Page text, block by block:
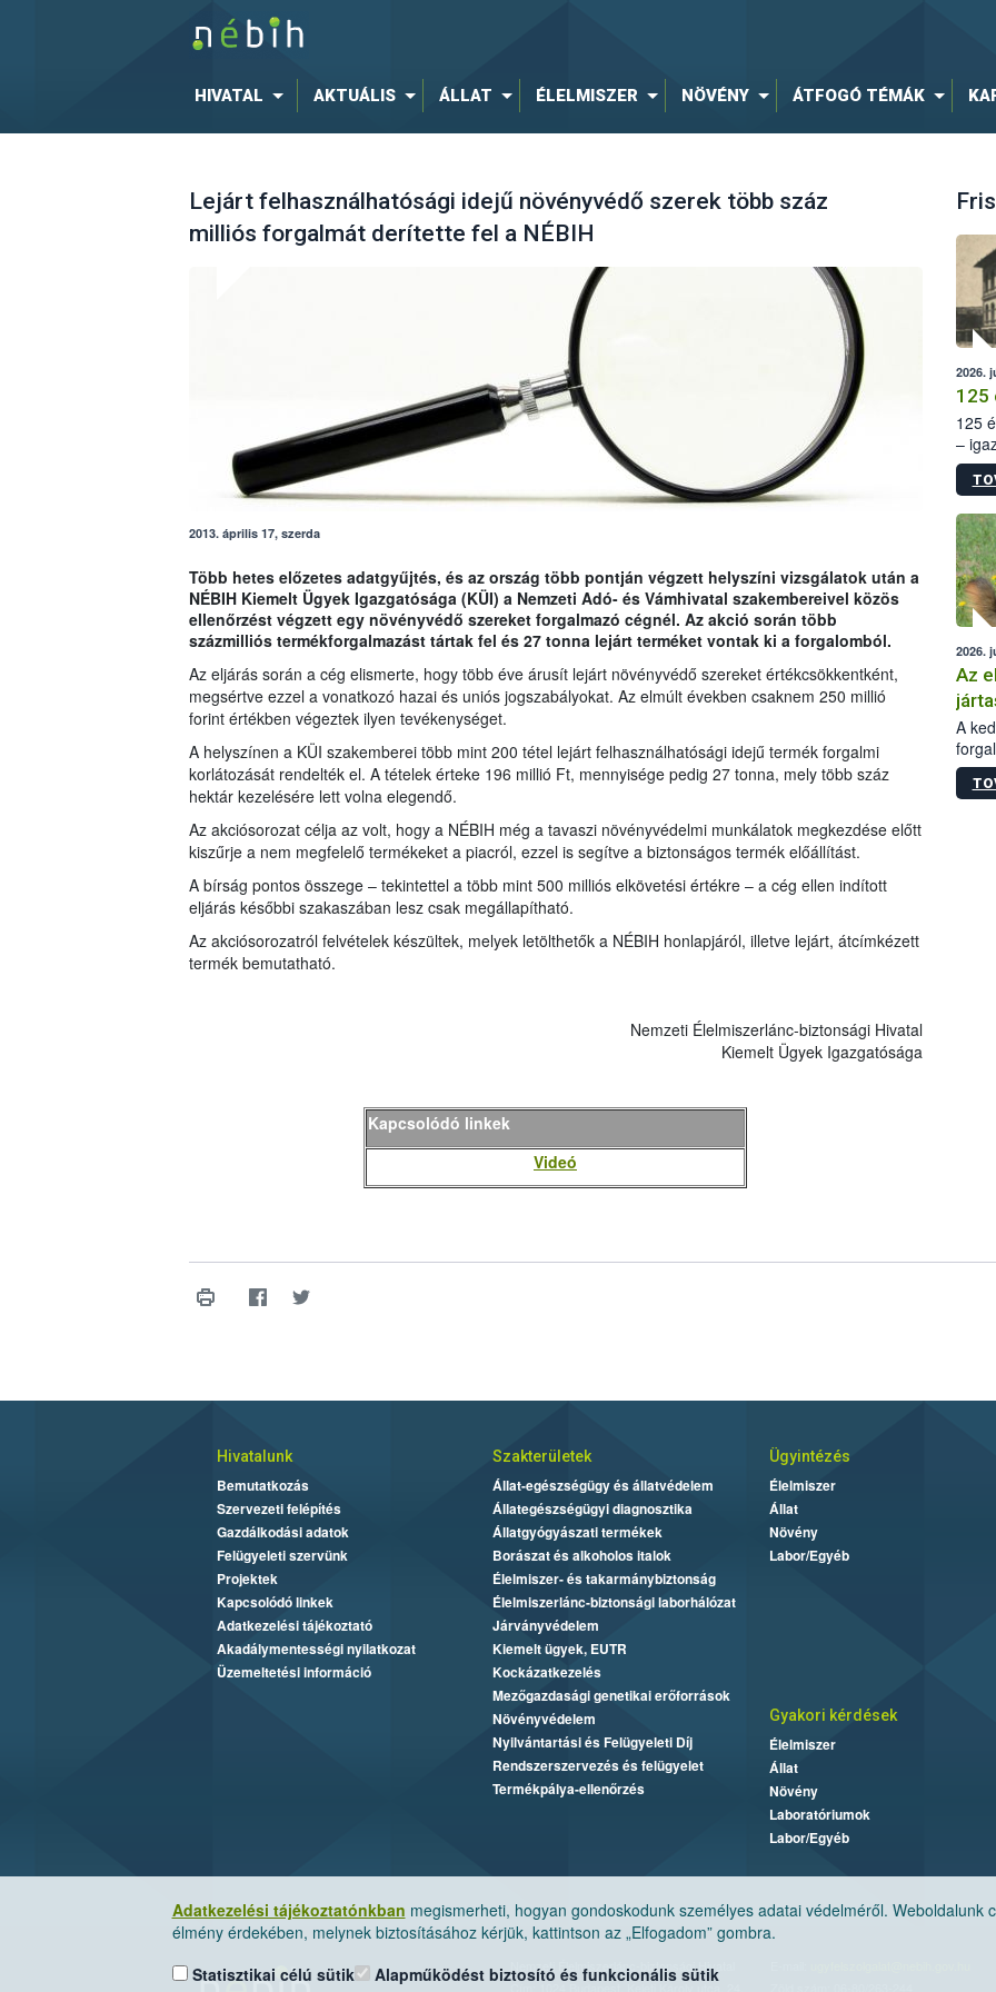
HIVATAL AKTUÁLIS ÁLLAT ÉLELMISZER NÖVÉNY ÁTFOGÓ TÉMÁK
Lejárt felhasználhatósági idejű növényvédő szerek több száz
milliós forgalmát derítette fel a NÉBIH
2013. április 17, szerda
Több hetes előzetes adatgyűjtés, és az ország több pontján végzett helyszíni vizsgálatok után a
NÉBIH Kiemelt Ügyek Igazgatósága (KÜI) a Nemzeti Adó- és Vámhivatal szakembereivel közös
ellenőrzést végzett egy növényvédő szereket forgalmazó cégnél. Az akció során több
százmilliós termékforgalmazást tártak fel és 27 tonna lejárt terméket vontak ki a forgalomból.
Az eljárás során a cég elismerte, hogy több éve árusít lejárt növényvédő szereket értékcsökkentként,
megsértve ezzel a vonatkozó hazai és uniós jogszabályokat. Az elmúlt években csaknem 250 millió
forint értékben végeztek ilyen tevékenységet.
A helyszínen a KÜI szakemberei több mint 200 tétel lejárt felhasználhatósági idejű termék forgalmi
korlátozását rendelték el. A tételek érteke 196 millió Ft, mennyisége pedig 27 tonna, mely több száz
hektár kezelésére lett volna elegendő.
Az akciósorozat célja az volt, hogy a NÉBIH még a tavaszi növényvédelmi munkálatok megkezdése előtt
kiszűrje a nem megfelelő termékeket a piacról, ezzel is segítve a biztonságos termék előállítást.
A bírság pontos összege – tekintettel a több mint 500 milliós elkövetési értékre – a cég ellen indított
eljárás későbbi szakaszában lesz csak megállapítható.
Az akciósorozatról felvételek készültek, melyek letölthetők a NÉBIH honlapjáról, illetve lejárt, átcímkézett
termék bemutatható.
Nemzeti Élelmiszerlánc-biztonsági Hivatal
Kiemelt Ügyek Igazgatósága
Kapcsolódó linkek
Videó
2026.
125
125
–
15.
2026.
Az
A
Adatkezelési tájékoztatónkban megismerheti, hogyan gondoskodunk személyes adatai védelméről. Weboldalunk
élmény érdekében, melynek biztosításához kérjük, kattintson az „Elfogadom” gombra.
Statisztikai célú sütik
Alapműködést biztosító és funkcionális sütik
Hivatalunk
Bemutatkozás
Szervezeti felépítés
Gazdálkodási adatok
Felügyeleti szervünk
Projektek
Kapcsolódó linkek
Adatkezelési tájékoztató
Akadálymentességi nyilatkozat
Üzemeltetési információ
Szakterületek
Állat-egészségügy és állatvédelem
Állategészségügyi diagnosztika
Állatgyógyászati termékek
Borászat és alkoholos italok
Élelmiszer- és takarmánybiztonság
Élelmiszerlánc-biztonsági laborhálózat
Járványvédelem
Kiemelt ügyek, EUTR
Kockázatkezelés
Mezőgazdasági genetikai erőforrások
Növényvédelem
Nyilvántartási és Felügyeleti Díj
Rendszerszervezés és felügyelet
Termékpálya-ellenőrzés
Ügyintézés
Élelmiszer
Állat
Növény
Labor/Egyéb
Gyakori kérdések
Élelmiszer
Állat
Növény
Laboratóriumok
Labor/Egyéb
Nemzeti Élelmiszerlánc-biztonsági Hivatal